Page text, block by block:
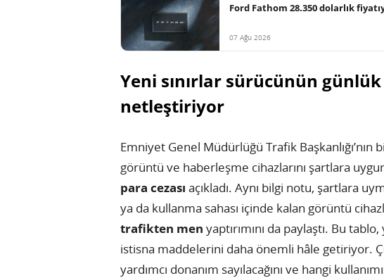
Ford Fathom 28.350 dolarlık
07 Ağu 2026
Yeni sınırlar sürücünün günlük
netleştiriyor
Emniyet Genel Müdürlüğü Trafik
görüntü ve haberleşme cihazlarını şartlara
para cezası açıkladı. Aynı bilgi notu, şartlara
ya da kullanma sahası içinde kalan görüntü
trafikten men yaptırımını da paylaştı. Bu
istisna maddelerini daha önemli hâle getiriyor.
yardımcı donanım sayılacağını ve hangi